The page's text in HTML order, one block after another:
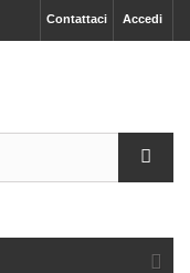
Accedi
Contattaci